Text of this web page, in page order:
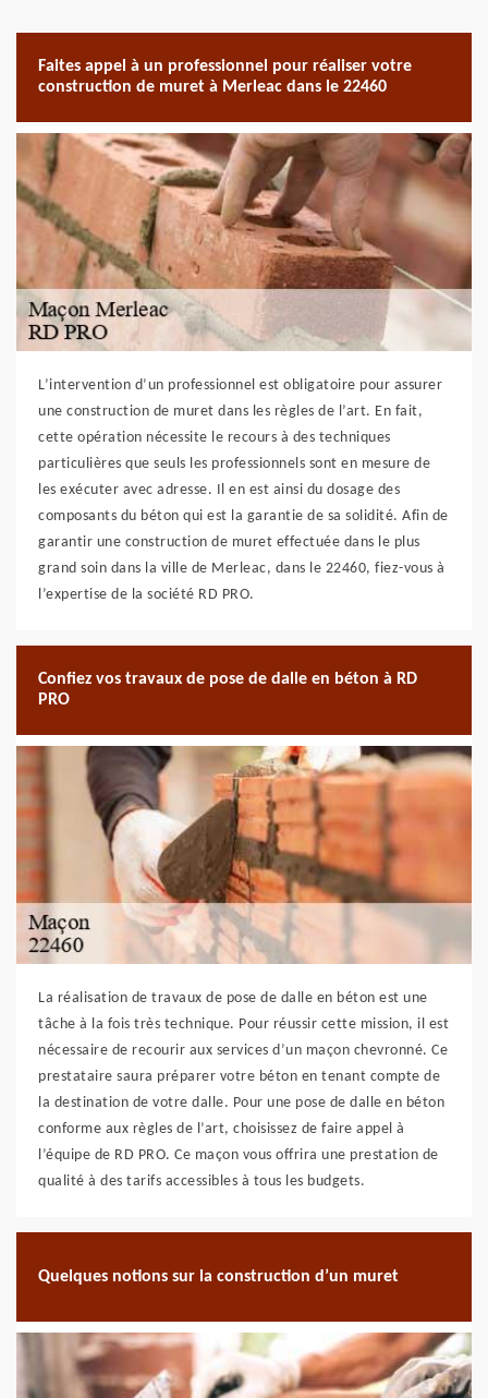
Faites appel à un professionnel pour réaliser votre
construction de muret à Merleac dans le 22460
L’intervention d’un professionnel est obligatoire pour assurer
une construction de muret dans les règles de l’art. En fait,
cette opération nécessite le recours à des techniques
particulières que seuls les professionnels sont en mesure de
les exécuter avec adresse. Il en est ainsi du dosage des
composants du béton qui est la garantie de sa solidité. Afin de
garantir une construction de muret effectuée dans le plus
grand soin dans la ville de Merleac, dans le 22460, fiez-vous à
l’expertise de la société RD PRO.
Confiez vos travaux de pose de dalle en béton à RD
PRO
La réalisation de travaux de pose de dalle en béton est une
tâche à la fois très technique. Pour réussir cette mission, il est
nécessaire de recourir aux services d’un maçon chevronné. Ce
prestataire saura préparer votre béton en tenant compte de
la destination de votre dalle. Pour une pose de dalle en béton
conforme aux règles de l’art, choisissez de faire appel à
l’équipe de RD PRO. Ce maçon vous offrira une prestation de
qualité à des tarifs accessibles à tous les budgets.
Quelques notions sur la construction d’un muret